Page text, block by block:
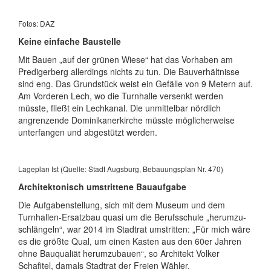
Fotos: DAZ
Keine einfache Baustelle
Mit Bauen „auf der grünen Wiese“ hat das Vorhaben am
Prediger­berg aller­dings nichts zu tun. Die Bau­ver­hältnisse
sind eng. Das Grundstück weist ein Gefälle von 9 Metern auf.
Am Vorderen Lech, wo die Turnhalle versenkt werden
müsste, fließt ein Lechkanal. Die unmittelbar nördlich
angren­zende Domini­kaner­kirche müsste möglicher­weise
unter­fangen und abgestützt werden.
Lageplan Ist (Quelle: Stadt Augsburg, Bebauungsplan Nr. 470)
Architektonisch umstrittene Bauaufgabe
Die Aufgabenstellung, sich mit dem Museum und dem
Turnhallen-Ersatzbau quasi um die Berufs­schule „herum­zu­
schlängeln“, war 2014 im Stadtrat umstritten: „Für mich wäre
es die größte Qual, um einen Kasten aus den 60er Jahren
ohne Bauqualiät herum­zubauen“, so Architekt Volker
Schafitel, damals Stadtrat der Freien Wähler.